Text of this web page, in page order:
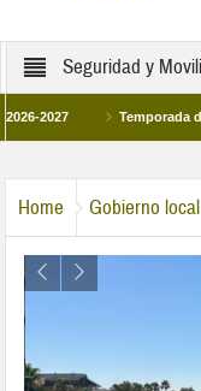
Seguridad y
Temporada de
Home Gobierno local